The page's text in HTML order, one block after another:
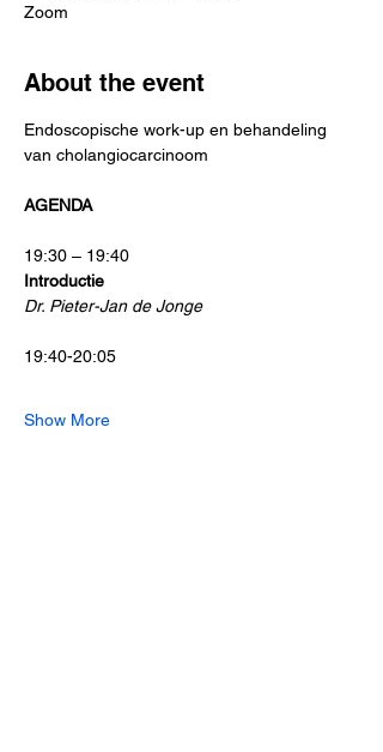
Zoom
About the event
Endoscopische work-up en behandeling
van cholangiocarcinoom
AGENDA
19:30 – 19:40
Introductie
Dr. Pieter-Jan de Jonge
19:40-20:05
Show More